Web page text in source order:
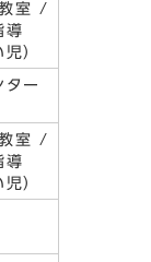
室 /
導
）
ター
室 /
導
）